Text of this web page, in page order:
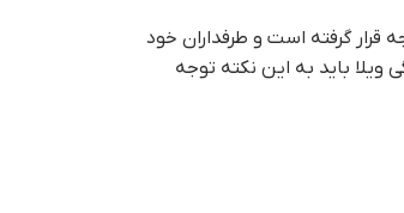
گرفته است و طرفداران خود
باید به این نکته توجه